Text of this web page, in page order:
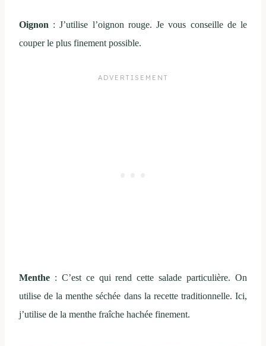
Oignon : J’utilise l’oignon rouge. Je vous conseille de le
couper le plus finement possible.
Menthe : C’est ce qui rend cette salade particulière. On
utilise de la menthe séchée dans la recette traditionnelle. Ici,
j’utilise de la menthe fraîche hachée finement.